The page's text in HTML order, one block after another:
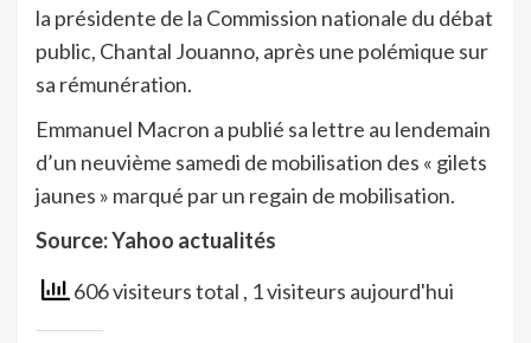
la présidente de la Commission nationale du débat
public, Chantal Jouanno, après une polémique sur
sa rémunération.
Emmanuel Macron a publié sa lettre au lendemain
d’un neuvième samedi de mobilisation des « gilets
jaunes » marqué par un regain de mobilisation.
Source: Yahoo actualités
606 visiteurs total , 1 visiteurs aujourd'hui